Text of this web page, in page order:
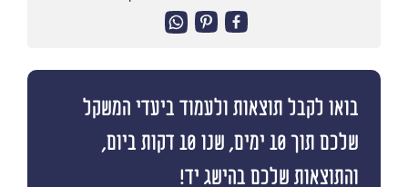
בואו לקבל תוצאות ולעמוד ביעדי המשקל
שלכם תוך 10 ימים, שנו 10 דקות ביום,
והתוצאות שלכם בהישג יד!